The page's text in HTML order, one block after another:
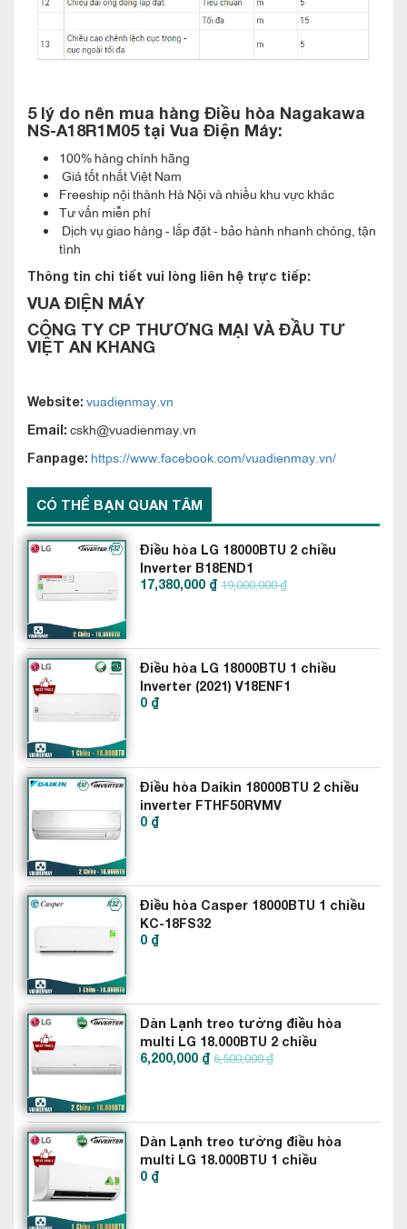
Tính năng lọc bụi, kháng khuẩn nổi bật mà
điều hòa Nagakawa 18000btu 2 chiều NS-
A18R1M05 sở hữu
) là công nghệ sử dụng các phân tử bạc Ag+ với kích thước
nano phủ bên trong dàn lạnh, có chức năng diệt vi khuẩn, nấm
nhanh chóng, làm giảm mùi hôi trong không khí
Điều hòa còn được trang bị thêm hệ thống lọc khí 5 lớp. Nhờ
đó điều hòa có thể loại bỏ bụi bẩn, nấm mốc và cả vi khuẩn lai
vãng trong không khí.Với hệ thống màng lọc lên đến 5 lớp,
lành, thoải mái, đáp ứng nhu cầu của người dùng.
Điều hòa Nagakawa 18000btu 2 chiều NS-
A18R1M05 có dàn trao đổi nhiệt mạ vàng
(Golden Fin) chống oxy hóa.
Máy điều hòa Nagakawa 18000btu 2 chiều NS-A18R1M05 sử
dụng dàn đồng, cánh tản nhiệt được phủ một lớp màu vàng
lại hiệu suất cao, vận hành bền bỉ và nâng cao tuổi thọ máy.
Một số tiện ích đáng chú ý khác của điều
hòa Nagakawa 18000btu 2 chiều NS-
A18R1M05
5 lý do nên mua hàng Điều hòa Nagakawa
NS-A18R1M05 tại Vua Điện Máy:
100% hàng chính hãng
Giá tốt nhất Việt Nam
Freeship nội thành Hà Nội và nhiều khu vực khác
Tư vấn miễn phí
Dịch vụ giao hàng - lắp đặt - bảo hành nhanh chóng, tận
tình
Thông tin chi tiết vui lòng liên hệ trực tiếp:
VUA ĐIỆN MÁY
CÔNG TY CP THƯƠNG MẠI VÀ ĐẦU TƯ
VIỆT AN KHANG
Website: vuadienmay.vn
Email: cskh@vuadienmay.vn
Fanpage: https://www.facebook.com/vuadienmay.vn/
CÓ THỂ BẠN QUAN TÂM
Điều hòa LG 18000BTU 2 chiều
Inverter B18END1
17,380,000 ₫19,000,000 ₫
Điều hòa LG 18000BTU 1 chiều
Inverter (2021) V18ENF1
0 ₫
Điều hòa Daikin 18000BTU 2 chiều
inverter FTHF50RVMV
0 ₫
Điều hòa Casper 18000BTU 1 chiều
KC-18FS32
0 ₫
Dàn Lạnh treo tường điều hòa
multi LG 18.000BTU 2 chiều
AMNW18GSKB0
6,200,000 ₫6,500,000 ₫
Dàn Lạnh treo tường điều hòa
multi LG 18.000BTU 1 chiều
AMNQ18GSKA0
0 ₫